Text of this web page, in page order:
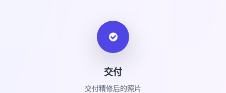
交付
交付精修后的照片